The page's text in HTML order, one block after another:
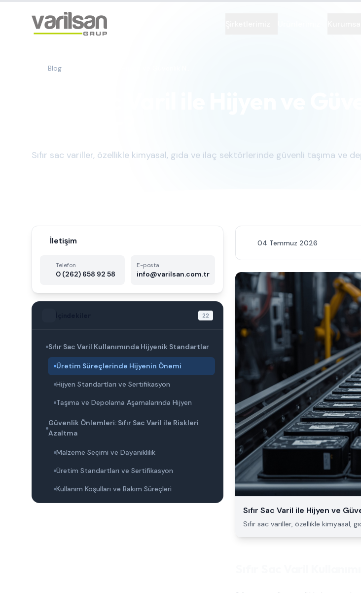
Blog
Sıfır sac variller, özellikle kimyasal, gıda ve ilaç sektörlerinde güvenli taşıma ve
İletişim
Telefon
0 (262) 658 92 58
E-posta
info@varilsan.com.tr
22
Sıfır Sac Varil Kullanımında Hijyenik Standartlar
Üretim Süreçlerinde Hijyenin Önemi
Hijyen Standartları ve Sertifikasyon
Taşıma ve Depolama Aşamalarında Hijyen
Güvenlik Önlemleri: Sıfır Sac Varil ile Riskleri
Azaltma
Malzeme Seçimi ve Dayanıklılık
Üretim Standartları ve Sertifikasyon
Kullanım Koşulları ve Bakım Süreçleri
04 Temmuz 2026
Sıfır Sac Varil ile Hijyen ve
Sıfır sac variller, özellikle kimyasal,